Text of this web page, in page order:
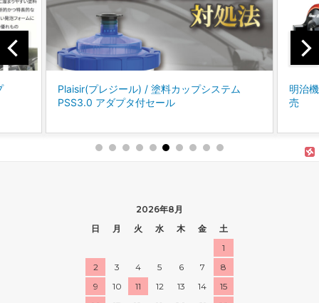
明治機械製作所 / Finer Ⅲ スプレーガン 新発
売
コバ
に
2026年8月
日
月 火 水 木 金
土
1
2
3 4 5 6 7
8
9
10 11 12 13 14
15